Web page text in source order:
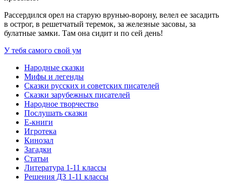
Рассердился орел на старую врунью-ворону, велел ее засадить
в острог, в решетчатый теремок, за железные засовы, за
булатные замки. Там она сидит и по сей день!
У тебя самого свой ум
Народные сказки
Мифы и легенды
Сказки русских и советских писателей
Сказки зарубежных писателей
Народное творчество
Послушать сказки
Е-книги
Игротека
Кинозал
Загадки
Статьи
Литература 1-11 классы
Решения ДЗ 1-11 классы